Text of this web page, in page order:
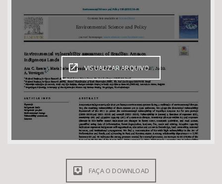
Subtema
Área de Levantamento
Área Protegida
BUSCAR
VISUALIZAR ARQUIVO
FAÇA O DOWNLOAD